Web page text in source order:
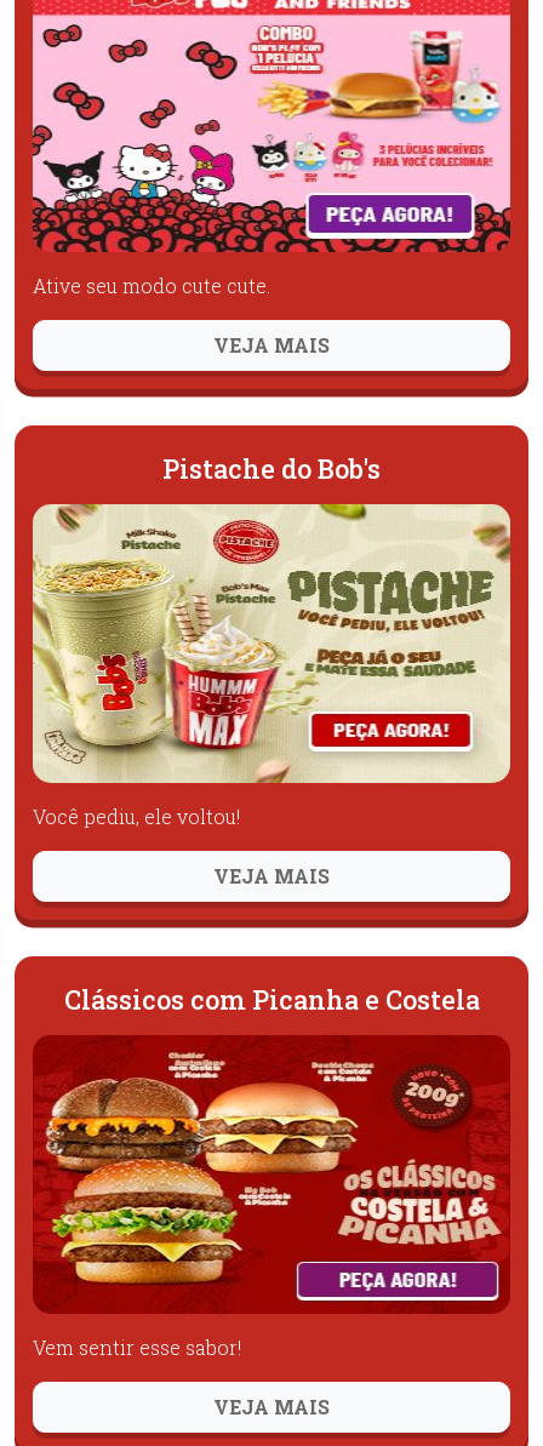
Ative seu modo cute cute.
VEJA MAIS
Pistache do Bob's
Você pediu, ele voltou!
VEJA MAIS
Clássicos com Picanha e Costela
Vem sentir esse sabor!
VEJA MAIS